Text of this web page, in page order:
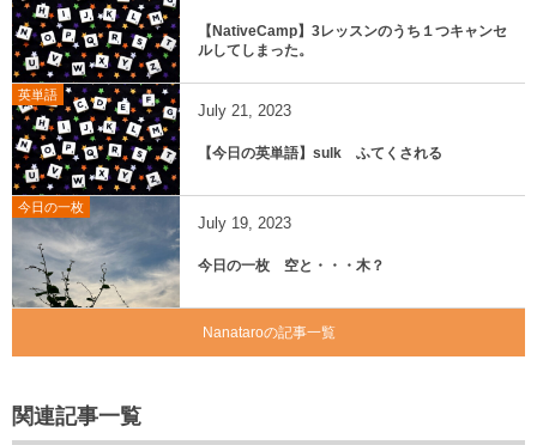
【NativeCamp】3レッスンのうち１つキャンセ
ルしてしまった。
英単語
July 21, 2023
【今日の英単語】sulk ふてくされる
今日の一枚
July 19, 2023
今日の一枚 空と・・・木？
Nanataroの記事一覧
関連記事一覧